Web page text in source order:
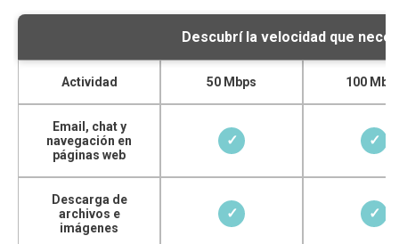
Descubrí la velocidad que
Actividad 50 Mbps 100
Email, chat y
navegación en
páginas web
✓ ✓
Descarga de
archivos e
imágenes
✓ ✓